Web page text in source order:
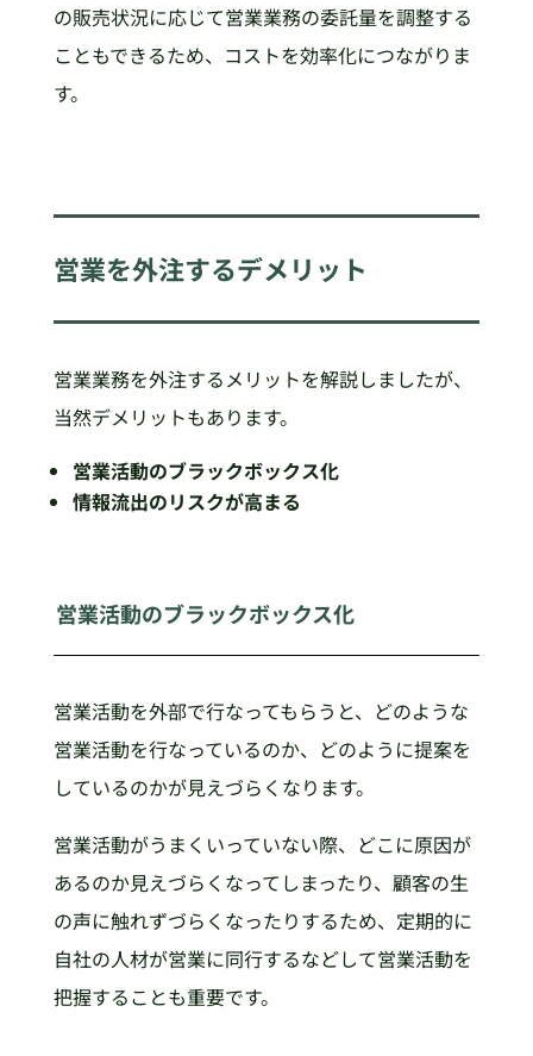
の販売状況に応じて営業業務の委託量を調整する
こともできるため、コストを効率化につながりま
す。
営業を外注するデメリット
営業業務を外注するメリットを解説しましたが、
当然デメリットもあります。
営業活動のブラックボックス化
情報流出のリスクが高まる
営業活動のブラックボックス化
営業活動を外部で行なってもらうと、どのような
営業活動を行なっているのか、どのように提案を
しているのかが見えづらくなります。
営業活動がうまくいっていない際、どこに原因が
あるのか見えづらくなってしまったり、顧客の生
の声に触れずづらくなったりするため、定期的に
自社の人材が営業に同行するなどして営業活動を
把握することも重要です。